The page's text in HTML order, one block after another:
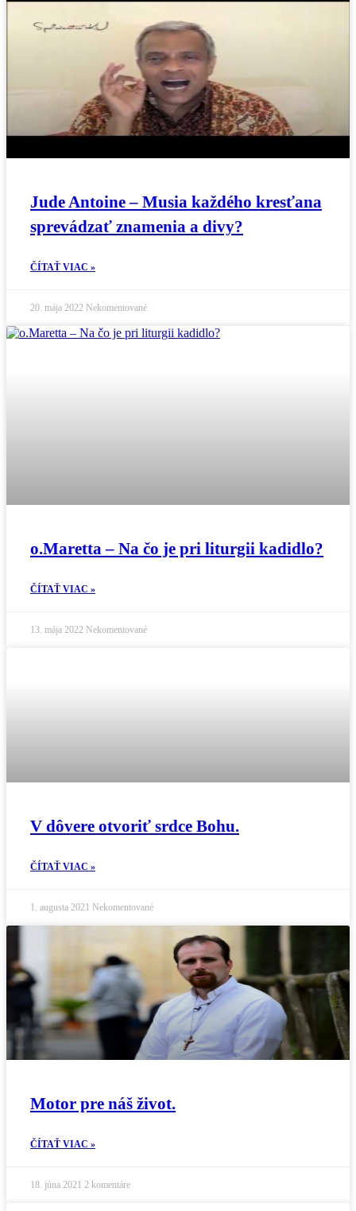
Jude Antoine – Musia každého kresťana
sprevádzať znamenia a divy?
ČÍTAŤ VIAC »
20. mája 2022 Nekomentované
o.Maretta – Na čo je pri liturgii kadidlo?
ČÍTAŤ VIAC »
13. mája 2022 Nekomentované
V dôvere otvoriť srdce Bohu.
ČÍTAŤ VIAC »
1. augusta 2021 Nekomentované
Motor pre náš život.
ČÍTAŤ VIAC »
18. júna 2021 2 komentáre